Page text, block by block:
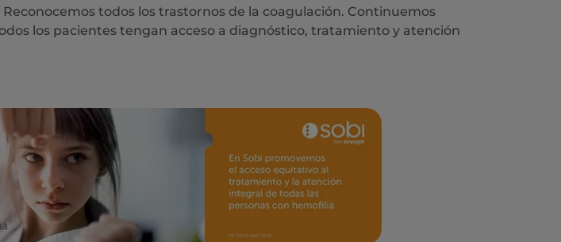
todos los trastornos de la coagulación. Continuemos
los pacientes tengan acceso a diagnóstico, tratamiento y atención